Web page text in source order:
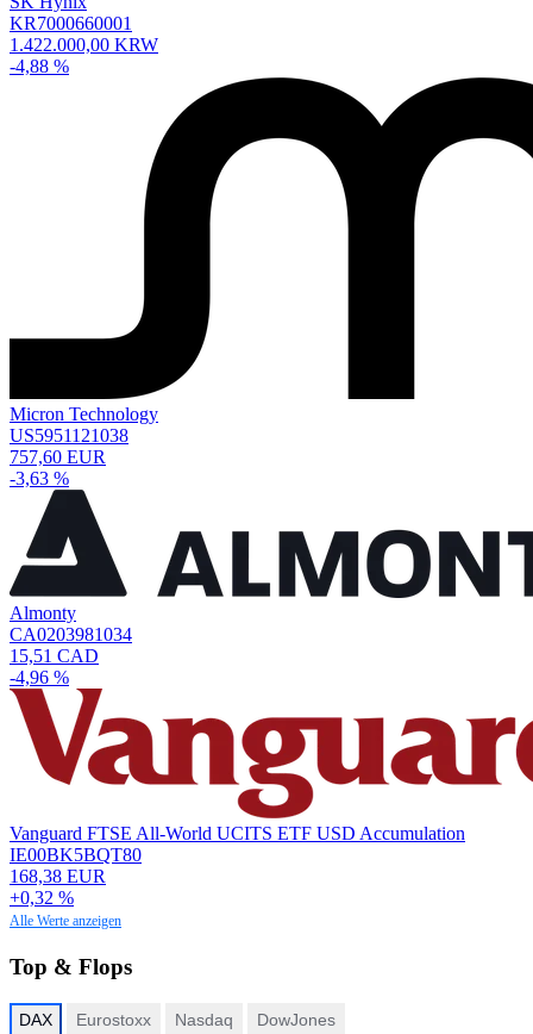
KR7000660001
1.422.000,00 KRW
-4,88 %
Micron Technology
US5951121038
757,60 EUR
-3,63 %
Almonty
CA0203981034
15,51 CAD
-4,96 %
Vanguard FTSE All-World UCITS ETF USD Accumulation
IE00BK5BQT80
168,38 EUR
+0,32 %
Alle Werte anzeigen
Top & Flops
DAX Eurostoxx Nasdaq DowJones